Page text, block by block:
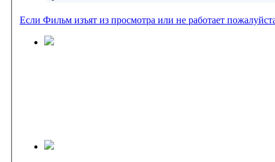
Если Фильм изъят из просмотра или не работает